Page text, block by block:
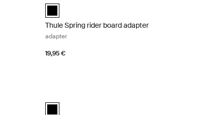
Thule Spring rider board adapter Svart (selected)
Thule Spring rider board adapter
adapter
19,95 €
Thule stroller snack tray Svart (selected)